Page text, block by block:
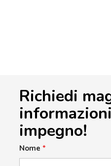
Richiedi
impegno!
Nome *